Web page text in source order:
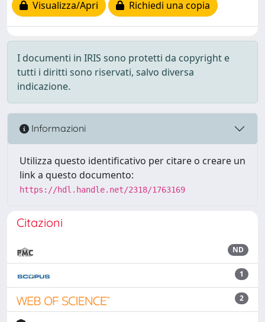
Visualizza/Apri
Richiedi una copia
I documenti in IRIS sono protetti da copyright e
tutti i diritti sono riservati, salvo diversa
indicazione.
Informazioni
Utilizza questo identificativo per citare o creare un
link a questo documento:
https://hdl.handle.net/2318/1763169
Citazioni
ND
1
2